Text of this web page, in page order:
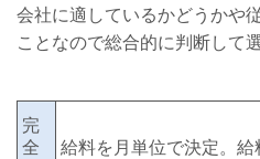
会社に適しているかどうかや
ことなので総合的に判断して
完
全
給料を月単位で決定。